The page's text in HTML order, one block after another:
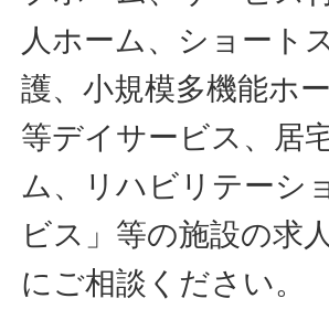
人ホーム、ショート
護、小規模多機能ホ
等デイサービス、居
ム、リハビリテーシ
ビス」等の施設の求
にご相談ください。